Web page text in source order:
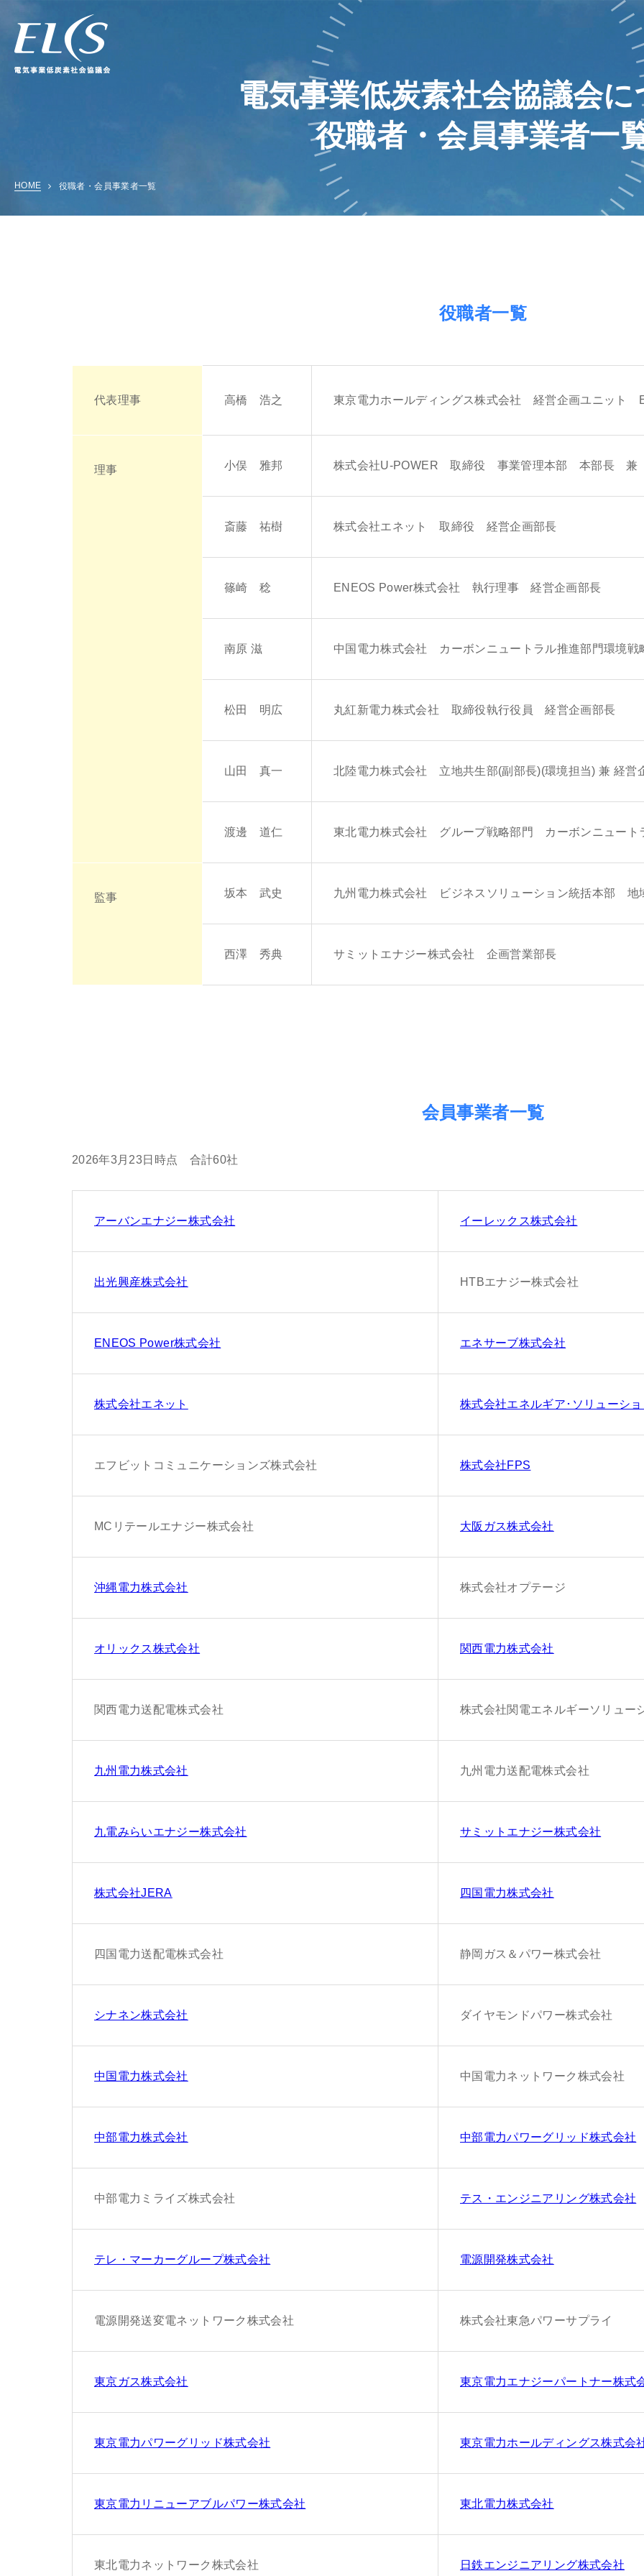
電気事業低炭素社会協議会
役職者・会員事業者一
HOME 役職者・会員事業者一覧
役職者一覧
代表理事 高橋 浩之 東京電力ホールディングス株式会社 経営企画ユニット
理事 小俣 雅邦 株式会社U-POWER 取締役 事業管理本部 本部長
斎藤 祐樹 株式会社エネット 取締役 経営企画部長
篠崎 稔 ENEOS Power株式会社 執行理事 経営企画部長
南原 滋 中国電力株式会社 カーボンニュートラル推進部門環境戦
松田 明広 丸紅新電力株式会社 取締役執行役員 経営企画部長
山田 真一 北陸電力株式会社 立地共生部(副部長)(環境担当) 兼 経営
渡邊 道仁 東北電力株式会社 グループ戦略部門 カーボンニュート
監事 坂本 武史 九州電力株式会社 ビジネスソリューション統括本部
西澤 秀典 サミットエナジー株式会社 企画営業部長
会員事業者一覧
2026年3月23日時点 合計60社
アーバンエナジー株式会社 イーレックス株式会社
出光興産株式会社 HTBエナジー株式会社
ENEOS Power株式会社 エネサーブ株式会社
株式会社エネット 株式会社エネルギア･ソリューシ
エフビットコミュニケーションズ株式会社 株式会社FPS
MCリテールエナジー株式会社 大阪ガス株式会社
沖縄電力株式会社 株式会社オプテージ
オリックス株式会社 関西電力株式会社
関西電力送配電株式会社 株式会社関電エネルギーソリュー
九州電力株式会社 九州電力送配電株式会社
九電みらいエナジー株式会社 サミットエナジー株式会社
株式会社JERA 四国電力株式会社
四国電力送配電株式会社 静岡ガス＆パワー株式会社
シナネン株式会社 ダイヤモンドパワー株式会社
中国電力株式会社 中国電力ネットワーク株式会社
中部電力株式会社 中部電力パワーグリッド株式会社
中部電力ミライズ株式会社 テス・エンジニアリング株式会社
テレ・マーカーグループ株式会社 電源開発株式会社
電源開発送変電ネットワーク株式会社 株式会社東急パワーサプライ
東京ガス株式会社 東京電力エナジーパートナー株式
東京電力パワーグリッド株式会社 東京電力ホールディングス株式会
東京電力リニューアブルパワー株式会社 東北電力株式会社
東北電力ネットワーク株式会社 日鉄エンジニアリング株式会社